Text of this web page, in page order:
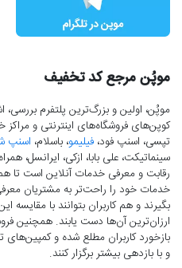
موپُن مرجع کد تخفیف
موپُن، اولین و بزرگ‌ترین پلتفرم
کوپن‌های فروشگاه‌های اینترنتی و مراکز
تپسی، اسنپ فود، فیلیمو، باسلام، اسنپ
سینماتیکت، علی بابا، ازکی، ایرانسل،
رقابت و معرفی خدمات آنلاین است تا
خدمات خود را راحت‌تر به مشتریان
بگیرند و هم کاربران بتوانند با
ارزان‌ترین آن‌ها دست‌ یابند. همچنین
بازخورد کاربران مطلع شده و
و با بازدهی بیشتر برگزار کنند.